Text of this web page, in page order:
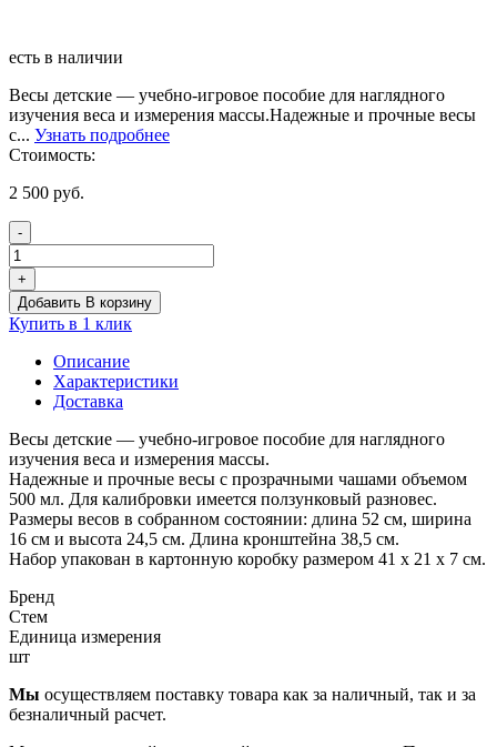
есть в наличии
Весы детские — учебно-игровое пособие для наглядного
изучения веса и измерения массы.Надежные и прочные весы
с... Узнать подробнее
Стоимость:
2 500 руб.
-
Количество
товара
Весы
детские
+
Добавить В корзину
Купить в 1 клик
Описание
Характеристики
Доставка
Весы детские — учебно-игровое пособие для наглядного
изучения веса и измерения массы.
Надежные и прочные весы с прозрачными чашами объемом
500 мл. Для калибровки имеется ползунковый разновес.
Размеры весов в собранном состоянии: длина 52 см, ширина
16 см и высота 24,5 см. Длина кронштейна 38,5 см.
Набор упакован в картонную коробку размером 41 х 21 х 7 см.
Бренд
Стем
Единица измерения
шт
Мы осуществляем поставку товара как за наличный, так и за
безналичный расчет.